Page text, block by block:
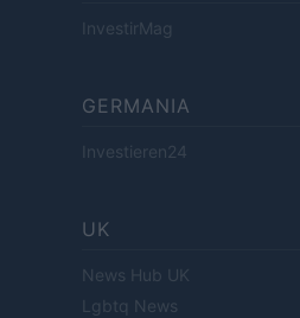
InvestirMag
GERMANIA
Investieren24
UK
News Hub UK
Lgbtq News